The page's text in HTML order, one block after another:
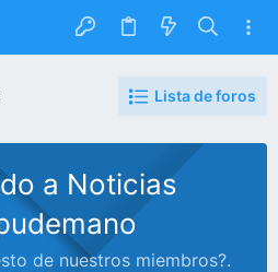
Lista de foros
a Noticias
de nuestros miembros?.